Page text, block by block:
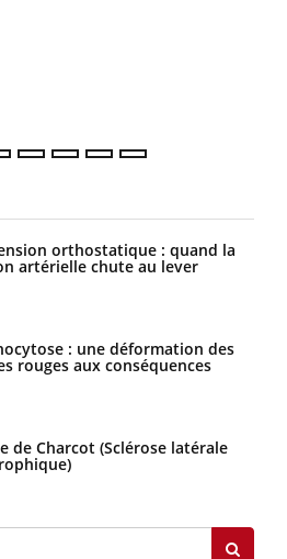
orthostatique : quand la
artérielle chute au lever
: une déformation des
rouges aux conséquences
de Charcot (Sclérose latérale